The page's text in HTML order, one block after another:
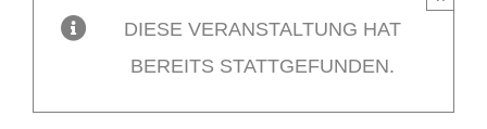
Mitglieder /
DIESE VERANSTALTUNG HAT
BEREITS STATTGEFUNDEN.